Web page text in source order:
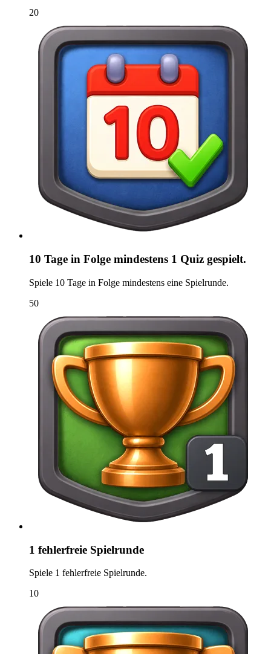
20
10 Tage in Folge mindestens 1 Quiz gespielt.
Spiele 10 Tage in Folge mindestens eine Spielrunde.
50
1 fehlerfreie Spielrunde
Spiele 1 fehlerfreie Spielrunde.
10